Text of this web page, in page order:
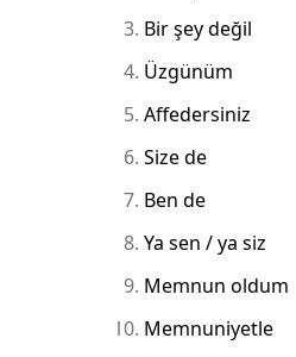
Bir şey değil
Üzgünüm
Affedersiniz
Size de
Ben de
Ya sen / ya siz
Memnun oldum
Memnuniyetle